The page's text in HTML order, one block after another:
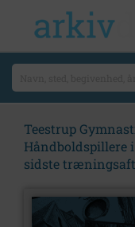
Teestrup
Håndboldspillere
sidste